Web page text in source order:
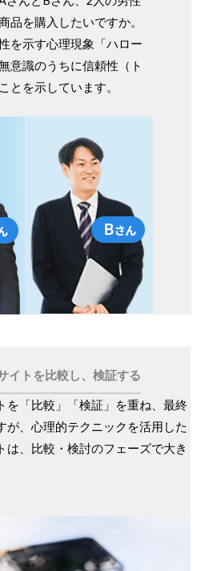
品を購入したいですか。
を示す心理現象「ハロー
意識のうちに信頼性（ト
とを示しています。
イトを比較し、検証する
を「比較」「検証」を重ね、最終
が、心理的テクニックを活用した
は、比較・検討のフェーズで大き